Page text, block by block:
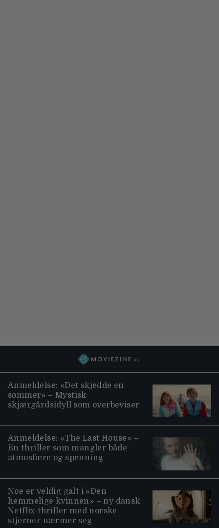
Anmeldelse: «Det skjedde en
sommer» – Mystisk
skjærgårdsidyll som overbeviser
Anmeldelse: «The Last House» –
En thriller som mangler både
atmosfære og spenning
Noe er veldig galt i «Den
hemmelige kvinnen» – ny dansk
Netflix-thriller med norske
stjerner nærmer seg